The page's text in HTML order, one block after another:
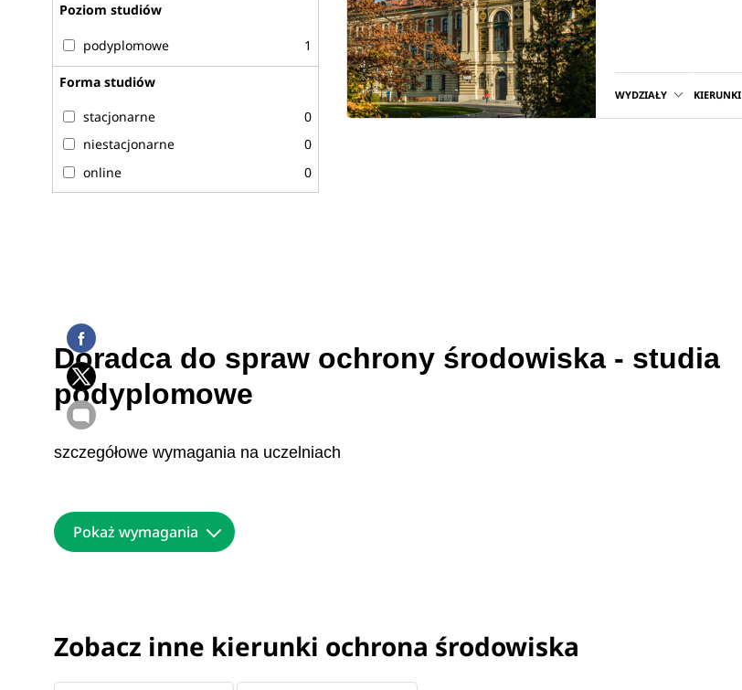
WYDZIAŁY KIERUNKI
Poziom studiów
podyplomowe 1
Forma studiów
stacjonarne
0
niestacjonarne
0
online
0
Doradca do spraw ochrony środowiska - studia
podyplomowe
szczegółowe wymagania na uczelniach
Pokaż wymagania
Zobacz inne kierunki ochrona środowiska